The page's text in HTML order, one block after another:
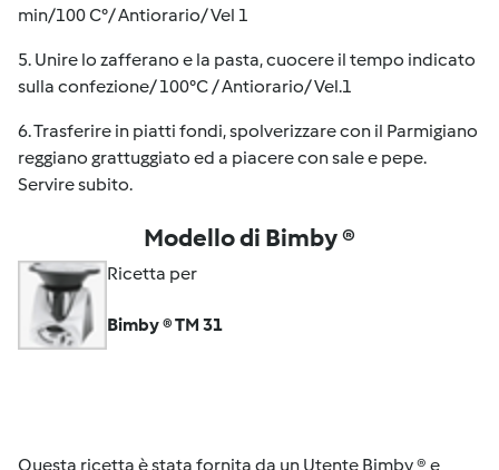
min/100 C°/ Antiorario/ Vel 1
5. Unire lo zafferano e la pasta, cuocere il tempo indicato
sulla confezione/ 100°C / Antiorario/ Vel.1
6. Trasferire in piatti fondi, spolverizzare con il Parmigiano
reggiano grattuggiato ed a piacere con sale e pepe.
Servire subito.
Modello di Bimby ®
Ricetta per
Bimby ® TM 31
Questa ricetta è stata fornita da un Utente Bimby ® e